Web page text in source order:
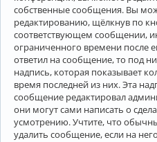
собственные сообщения. Вы
редактированию, щёлкнув по
соответствующем сообщении,
ограниченного времени после
ответил на сообщение, то под
надпись, которая показывает
время последней из них. Эта
сообщение редактировал
они могут сами написать о
усмотрению. Учтите, что
удалить сообщение, если на